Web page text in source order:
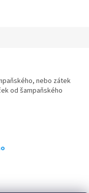
nebo zátek
od šampaňského